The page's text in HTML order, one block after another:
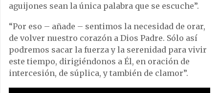
aguijones sean la única palabra que se escuche”.
“Por eso – añade – sentimos la necesidad de orar,
de volver nuestro corazón a Dios Padre. Sólo así
podremos sacar la fuerza y la serenidad para vivir
este tiempo, dirigiéndonos a Él, en oración de
intercesión, de súplica, y también de clamor”.